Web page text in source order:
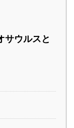
サウルスと